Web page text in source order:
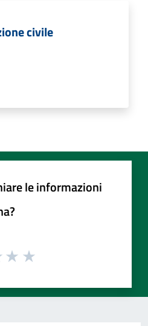
civile
le informazioni